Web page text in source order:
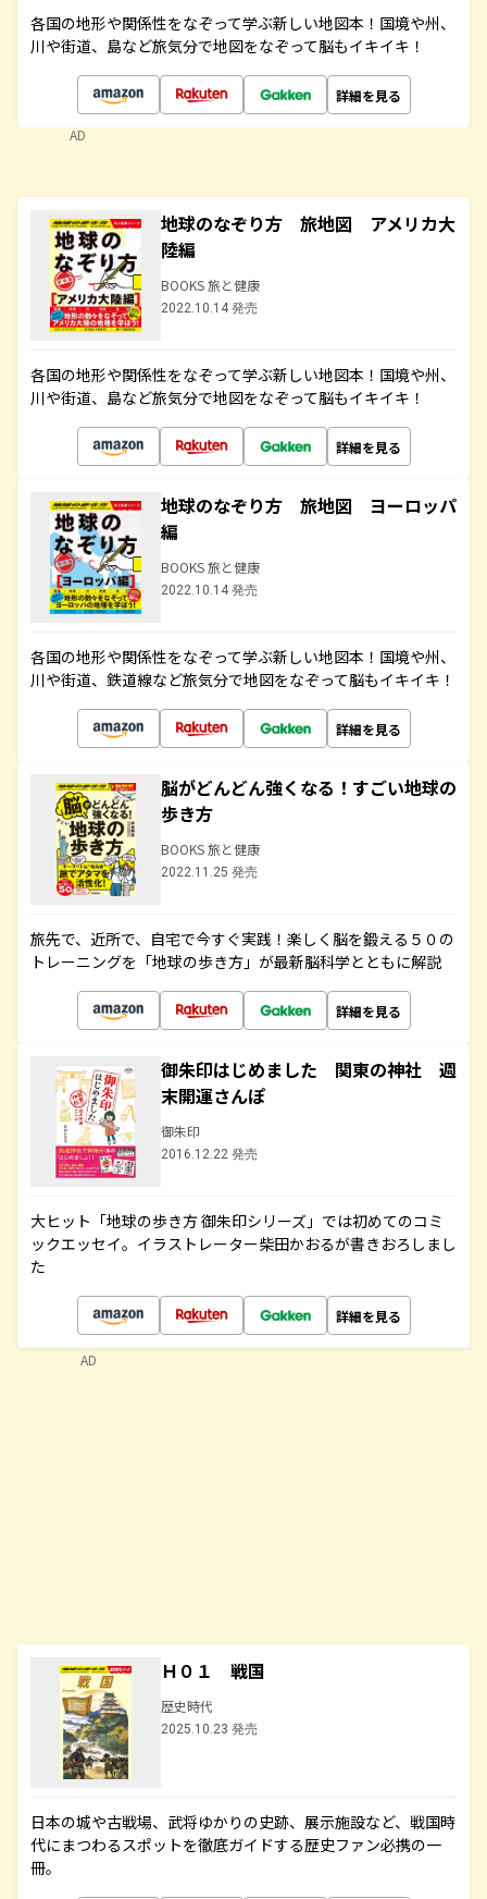
各国の地形や関係性をなぞって学ぶ新しい地図本！国境や州、
川や街道、島など旅気分で地図をなぞって脳もイキイキ！
詳細を見る
AD
地球のなぞり方 旅地図 アメリカ大
陸編
BOOKS 旅と健康
2022.10.14 発売
各国の地形や関係性をなぞって学ぶ新しい地図本！国境や州、
川や街道、島など旅気分で地図をなぞって脳もイキイキ！
詳細を見る
地球のなぞり方 旅地図 ヨーロッパ
編
BOOKS 旅と健康
2022.10.14 発売
各国の地形や関係性をなぞって学ぶ新しい地図本！国境や州、
川や街道、鉄道線など旅気分で地図をなぞって脳もイキイキ！
詳細を見る
脳がどんどん強くなる！すごい地球の
歩き方
BOOKS 旅と健康
2022.11.25 発売
旅先で、近所で、自宅で今すぐ実践！楽しく脳を鍛える５０の
トレーニングを「地球の歩き方」が最新脳科学とともに解説
詳細を見る
御朱印はじめました 関東の神社 週
末開運さんぽ
御朱印
2016.12.22 発売
大ヒット「地球の歩き方 御朱印シリーズ」では初めてのコミ
ックエッセイ。イラストレーター柴田かおるが書きおろしまし
た
詳細を見る
Ｈ０１ 戦国
歴史時代
2025.10.23 発売
日本の城や古戦場、武将ゆかりの史跡、展示施設など、戦国時
代にまつわるスポットを徹底ガイドする歴史ファン必携の一
冊。
AD